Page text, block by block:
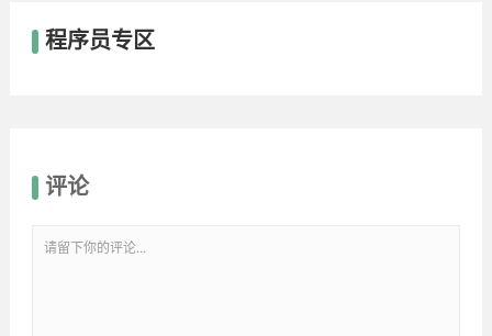
程序员专区
评论